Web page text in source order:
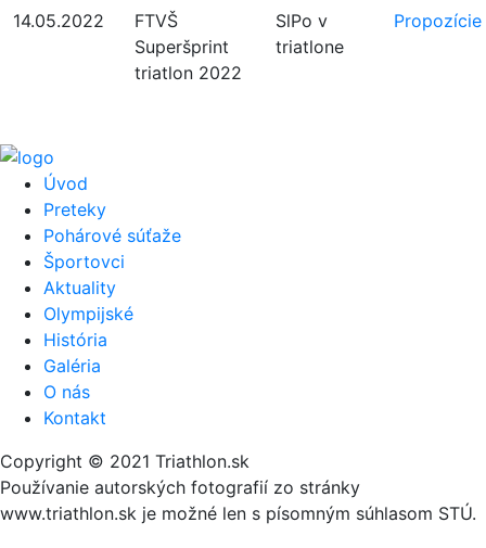
14.05.2022
FTVŠ
Superšprint
triatlon 2022
SlPo v
triatlone
Propozície
Úvod
Preteky
Pohárové súťaže
Športovci
Aktuality
Olympijské
História
Galéria
O nás
Kontakt
Copyright © 2021 Triathlon.sk
Používanie autorských fotografií zo stránky
www.triathlon.sk je možné len s písomným súhlasom STÚ.